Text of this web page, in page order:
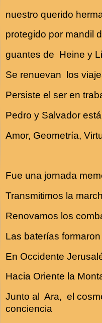
nuestro querido
protegido por mandil
guantes de Heine y
Se renuevan los
Persiste el ser en
Pedro y Salvador
Amor, Geometría,
Fue una jornada
Transmitimos la
Renovamos los
Las baterías
En Occidente
Hacia Oriente la
Junto al Ara, el
conciencia